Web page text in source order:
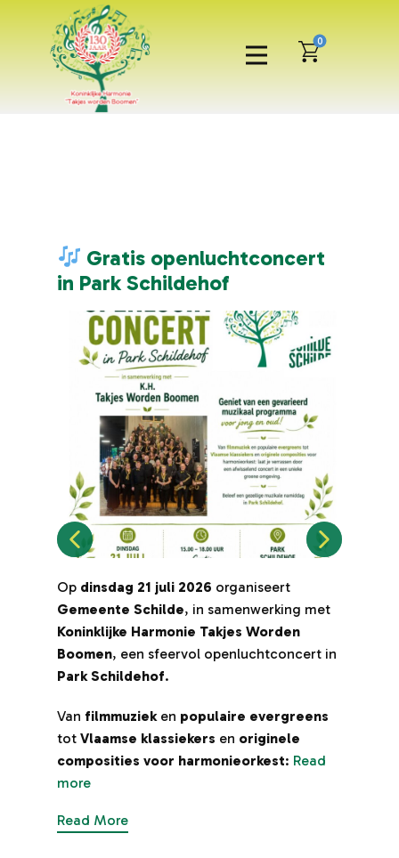
0
Gratis openluchtconcert
in Park Schildehof
Op dinsdag 21 juli 2026 organiseert
Gemeente Schilde, in samenwerking met
Koninklijke Harmonie Takjes Worden
Boomen, een sfeervol openluchtconcert in
Park Schildehof.
Van filmmuzieken populaire evergreens
tot Vlaamse klassiekers en originele
composities voor harmonieorkest: Read
more
Read More